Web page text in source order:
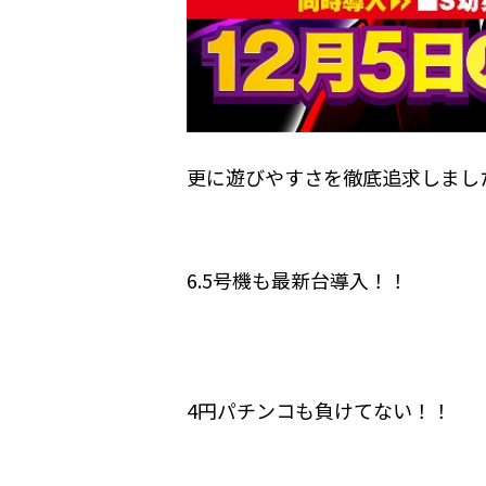
更に遊びやすさを徹底追求しまし
6.5号機も最新台導入！！
4円パチンコも負けてない！！